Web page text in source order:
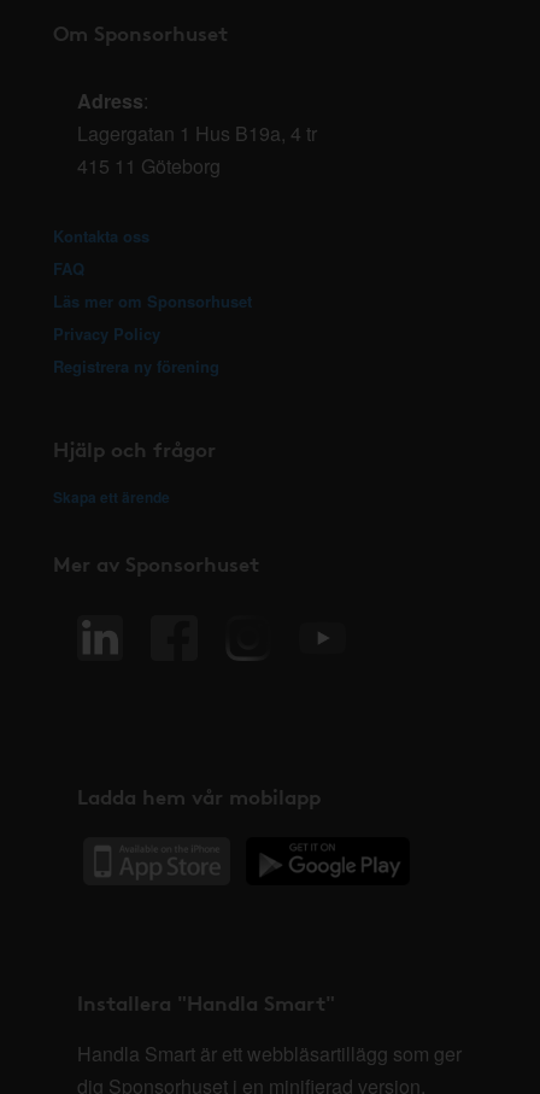
Om Sponsorhuset
Adress:
Lagergatan 1 Hus B19a, 4 tr
415 11 Göteborg
Kontakta oss
FAQ
Läs mer om Sponsorhuset
Privacy Policy
Registrera ny förening
Hjälp och frågor
Skapa ett ärende
Mer av Sponsorhuset
Ladda hem vår mobilapp
Installera "Handla Smart"
Handla Smart är ett webbläsartillägg som ger
dig Sponsorhuset i en minifierad version,